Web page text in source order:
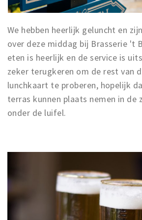
We hebben heerlijk geluncht en
over deze middag bij Brasserie 't
eten is heerlijk en de service is
zeker terugkeren om de rest van
lunchkaart te proberen, hopelijk
terras kunnen plaats nemen in de
onder de luifel.